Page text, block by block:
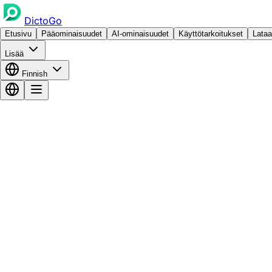
DictoGo
Etusivu Pääominaisuudet AI-ominaisuudet Käyttötarkoitukset Lataa
Lisää
Finnish